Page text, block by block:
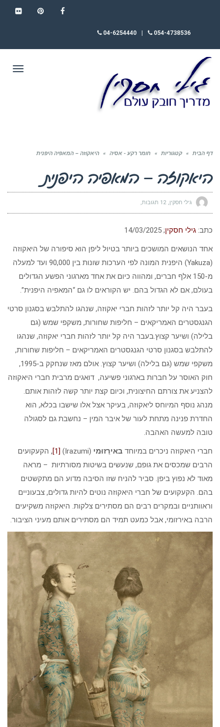
054-4738536
04-6254440
דף הבית » קטגוריות » חומר רקע - אסיה » היאקוזה – המאפיה היפנית
היאקוזה – המאפיה היפנית
גילי חסקין 12 תגובות
כתב: גילי חסקין; ‏14/03/2025
אחד הנושאים המושכים ביותר בטיול ליפן הוא סיפורה של היאקוזה
(Yakuza) היפנית המונה לפי הערכות שונות בין 90,000 ועד למעלה
מ-150 אלף חברים, ומהווה כיום את אחד מארגוני הפשע הגדולים
בעולם, אם לא הגדול בהם. יש הקוראים לו גם “המאפיה היפנית”.
בעבר היה קל יותר לזהות חברי יאקוזה, שנהגו להתלבש בסגנון סרטי
הגנגסטרים האמריקאים – חליפות שחורות, משקפי שמש (גם
בלילה) ושיער קצוץ.בעבר היה קל יותר לזהות חברי יאקוזה, שנהגו
להתלבש בסגנון סרטי הגנגסטרים האמריקאים – חליפות שחורות,
משקפי שמש (גם בלילה) ושיער קצוץ. אולם מאז שנחקק ב-1995,
חוק האוסר על חברות בארגוני פשיעה, דואגים מרבית חברי היאקוזה
להצניע את צורתם החיצונית, וכיום קצת יותר קשה לזהות אותם.
מנהג נוסף המיוחס ליאקוזה, בעיקר אצל אלו שישבו בכלא, הוא
החדרת פנינה מתחת לעור של איבר המין – נחשבת גם לסגולה
טובה למעשה האהבה.
חברי היאקוזה ניכרים במיוחד באירֵזוּמי (Irazumi)
[1]
, הקעקועים
הרבים שמכסים את גופם, שנעשים בשיטות מסורתיות – מראה
מאוד לא נפוץ ביפן. סביר להניח שזו הסיבה מדוע הם מתקשטים
בהם. הקעקועים של חברי היאקוזה נוטים להיות גדולים, צבעוניים
וראוותניים ובמקרים רבים הם מסתירים צלקות. היאקוזה משקיעים
הרבה באירזומי, אבל כמעט תמיד הם מסתירים אותם מעיני הציבור.